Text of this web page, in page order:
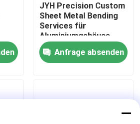
in Verbindung
JYH Precision Custom
Sheet Metal Bending
Services für
Aluminiumgehäuse
Deckel und Basisteile
Anfrage absenden